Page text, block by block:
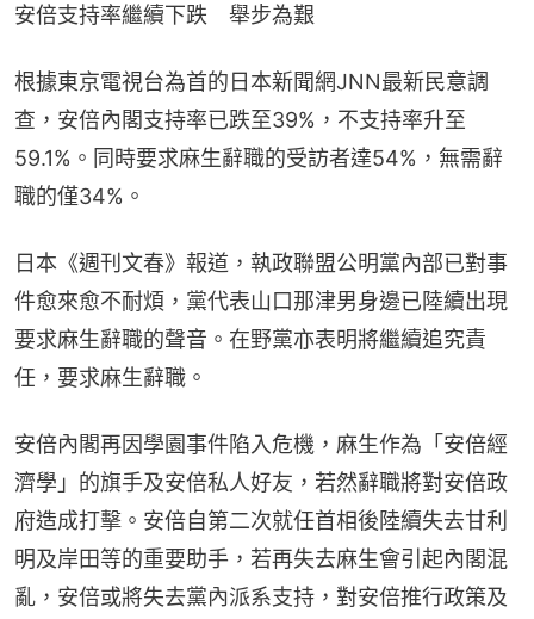
安倍支持率繼續下跌　舉步為艱
根據東京電視台為首的日本新聞網JNN最新民意調
查，安倍內閣支持率已跌至39%，不支持率升至
59.1%。同時要求麻生辭職的受訪者達54%，無需辭
職的僅34%。
日本《週刊文春》報道，執政聯盟公明黨內部已對事
件愈來愈不耐煩，黨代表山口那津男身邊已陸續出現
要求麻生辭職的聲音。在野黨亦表明將繼續追究責
任，要求麻生辭職。
安倍內閣再因學園事件陷入危機，麻生作為「安倍經
濟學」的旗手及安倍私人好友，若然辭職將對安倍政
府造成打擊。安倍自第二次就任首相後陸續失去甘利
明及岸田等的重要助手，若再失去麻生會引起內閣混
亂，安倍或將失去黨內派系支持，對安倍推行政策及